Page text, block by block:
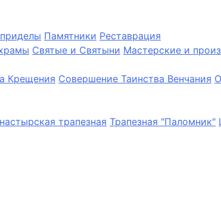
Памятники Реставрация
Святые и Святыни Мастерские и
Крещения Совершение Таинства Венчания
трапезная Трапезная "Паломник"